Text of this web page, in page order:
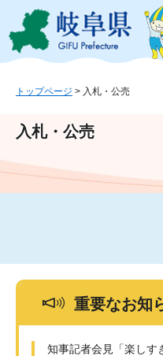
ジ
ュ
文
この
トップページ > 入札・公売
入札・公売
重要なお知
知事記者会見「楽しす